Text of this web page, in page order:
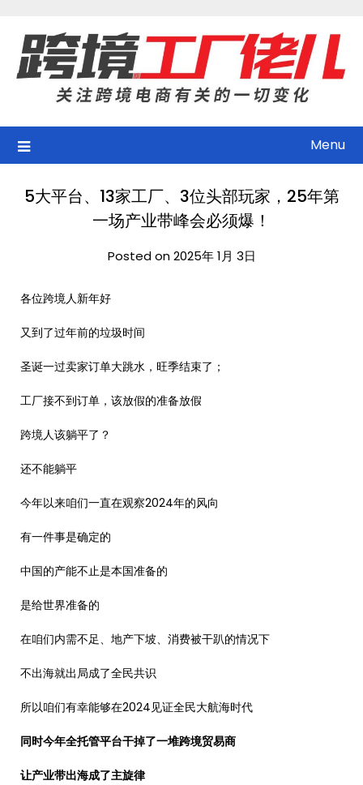
content
Menu
5大平台、13家工厂、3位头部玩家，25年第
一场产业带峰会必须爆！
Posted on 2025年 1月 3日
各位跨境人新年好
又到了过年前的垃圾时间
圣诞一过卖家订单大跳水，旺季结束了；
工厂接不到订单，该放假的准备放假
跨境人该躺平了？
还不能躺平
今年以来咱们一直在观察2024年的风向
有一件事是确定的
中国的产能不止是本国准备的
是给世界准备的
在咱们内需不足、地产下坡、消费被干趴的情况下
不出海就出局成了全民共识
所以咱们有幸能够在2024见证全民大航海时代
同时今年全托管平台干掉了一堆跨境贸易商
让产业带出海成了主旋律